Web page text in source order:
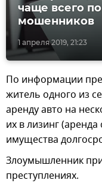
1 апреля 2019, 21:23
чаще всего
мошенников
По информации
житель одного из
аренду авто на
их в лизинг
имущества
Злоумышленник
преступлениях.